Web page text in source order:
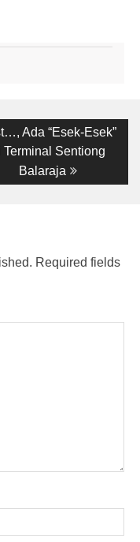
Ada “Esek-Esek”
Terminal Sentiong
Balaraja
Required fields